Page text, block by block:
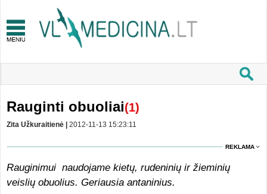
Rauginti obuoliai(1)
Zita Užkuraitienė | 2012-11-13 15:23:11
REKLAMA
Rauginimui naudojame kietų, rudeninių ir žieminių
veislių obuolius. Geriausia antaninius.